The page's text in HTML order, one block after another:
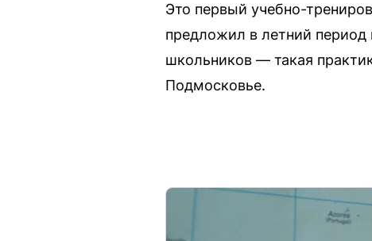
Это первый учебно-
предложил в летний период
школьников — такая
Подмосковье.